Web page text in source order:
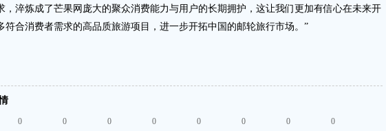
，淬炼成了芒果网庞大的聚众消费能力与用户的长期拥护，这让我们更加有信心在未来开
符合消费者需求的高品质旅游项目，进一步开拓中国的邮轮旅行市场。”
0 0 0 0 0 0 0 0